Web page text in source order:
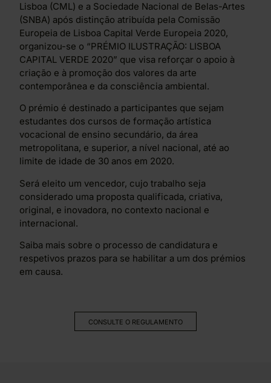
Lisboa (CML) e a Sociedade Nacional de Belas-Artes
(SNBA) após distinção atribuída pela Comissão
Europeia de Lisboa Capital Verde Europeia 2020,
organizou-se o “PRÉMIO ILUSTRAÇÃO: LISBOA
CAPITAL VERDE 2020” que visa reforçar o apoio à
criação e à promoção dos valores da arte
contemporânea e da consciência ambiental.
O prémio é destinado a participantes que sejam
estudantes dos cursos de formação artística
vocacional de ensino secundário, da área
metropolitana, e superior, a nível nacional, até ao
limite de idade de 30 anos em 2020.
Será eleito um vencedor, cujo trabalho seja
considerado uma proposta qualificada, criativa,
original, e inovadora, no contexto nacional e
internacional.
Saiba mais sobre o processo de candidatura e
respetivos prazos para se habilitar a um dos prémios
em causa.
CONSULTE O REGULAMENTO